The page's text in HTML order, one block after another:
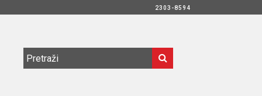
2303-8594